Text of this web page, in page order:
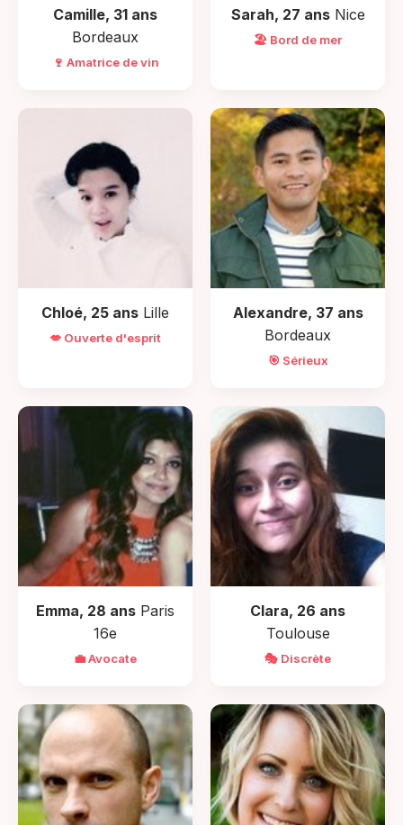
Camille, 31 ans
Bordeaux
🍷 Amatrice de vin
Sarah, 27 ans Nice
🏖️ Bord de mer
Chloé, 25 ans Lille
💋 Ouverte d'esprit
Alexandre, 37 ans
Bordeaux
🎯 Sérieux
Emma, 28 ans Paris
16e
💼 Avocate
Clara, 26 ans
Toulouse
🎭 Discrète